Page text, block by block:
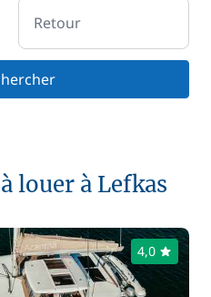
Retour
louer à Lefkas
4,0